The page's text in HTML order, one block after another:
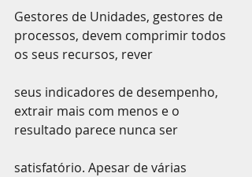
Gestores de Unidades, gestores de
processos, devem comprimir todos
os seus recursos, rever
seus indicadores de desempenho,
extrair mais com menos e o
resultado parece nunca ser
satisfatório. Apesar de várias